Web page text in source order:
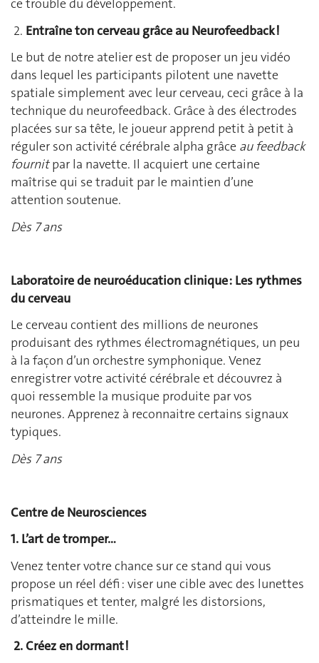
ce trouble du développement.
2. Entraîne ton cerveau grâce au Neurofeedback !
Le but de notre atelier est de proposer un jeu vidéo
dans lequel les participants pilotent une navette
spatiale simplement avec leur cerveau, ceci grâce à la
technique du neurofeedback. Grâce à des électrodes
placées sur sa tête, le joueur apprend petit à petit à
réguler son activité cérébrale alpha grâce au feedback
fournitpar la navette. Il acquiert une certaine
maîtrise qui se traduit par le maintien d’une
attention soutenue.
Dès 7 ans
Laboratoire de neuroéducation clinique : Les rythmes
du cerveau
Le cerveau contient des millions de neurones
produisant des rythmes électromagnétiques, un peu
à la façon d’un orchestre symphonique. Venez
enregistrer votre activité cérébrale et découvrez à
quoi ressemble la musique produite par vos
neurones. Apprenez à reconnaitre certains signaux
typiques.
Dès 7 ans
Centre de Neurosciences
1. L’art de tromper…
Venez tenter votre chance sur ce stand qui vous
propose un réel défi : viser une cible avec des lunettes
prismatiques et tenter, malgré les distorsions,
d’atteindre le mille.
2. Créez en dormant !